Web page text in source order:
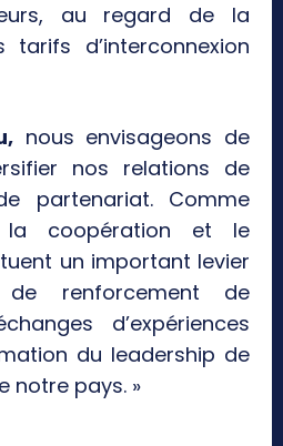
au regard de la
d’interconnexion
nous envisageons de
nos relations de
partenariat. Comme
coopération et le
un important levier
de renforcement de
d’expériences
du leadership de
notre pays. »